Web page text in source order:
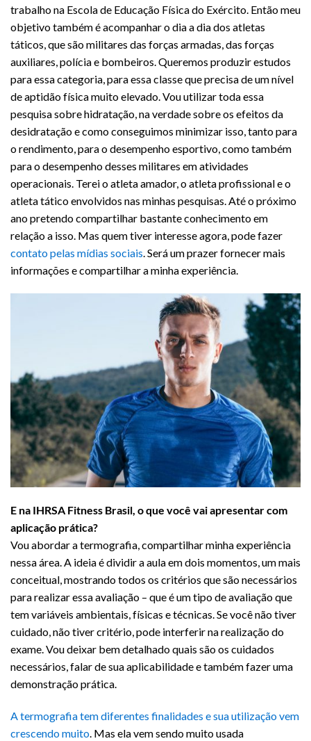
trabalho na Escola de Educação Física do Exército. Então meu
objetivo também é acompanhar o dia a dia dos atletas
táticos, que são militares das forças armadas, das forças
auxiliares, polícia e bombeiros. Queremos produzir estudos
para essa categoria, para essa classe que precisa de um nível
de aptidão física muito elevado. Vou utilizar toda essa
pesquisa sobre hidratação, na verdade sobre os efeitos da
desidratação e como conseguimos minimizar isso, tanto para
o rendimento, para o desempenho esportivo, como também
para o desempenho desses militares em atividades
operacionais. Terei o atleta amador, o atleta profissional e o
atleta tático envolvidos nas minhas pesquisas. Até o próximo
ano pretendo compartilhar bastante conhecimento em
relação a isso. Mas quem tiver interesse agora, pode fazer
contato pelas mídias sociais. Será um prazer fornecer mais
informações e compartilhar a minha experiência.
E na IHRSA Fitness Brasil, o que você vai apresentar com
aplicação prática?
Vou abordar a termografia, compartilhar minha experiência
nessa área. A ideia é dividir a aula em dois momentos, um mais
conceitual, mostrando todos os critérios que são necessários
para realizar essa avaliação – que é um tipo de avaliação que
tem variáveis ambientais, físicas e técnicas. Se você não tiver
cuidado, não tiver critério, pode interferir na realização do
exame. Vou deixar bem detalhado quais são os cuidados
necessários, falar de sua aplicabilidade e também fazer uma
demonstração prática.
A termografia tem diferentes finalidades e sua utilização vem
crescendo muito. Mas ela vem sendo muito usada